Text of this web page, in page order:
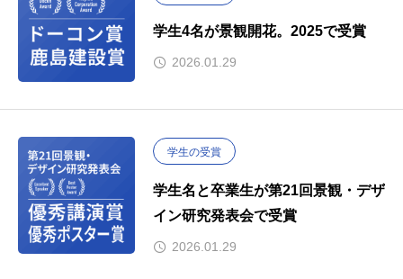
学生4名が景観開花。2025で受賞
2026.01.29
学生の受賞
学生名と卒業生が第21回景観・デザ
イン研究発表会で受賞
2026.01.29